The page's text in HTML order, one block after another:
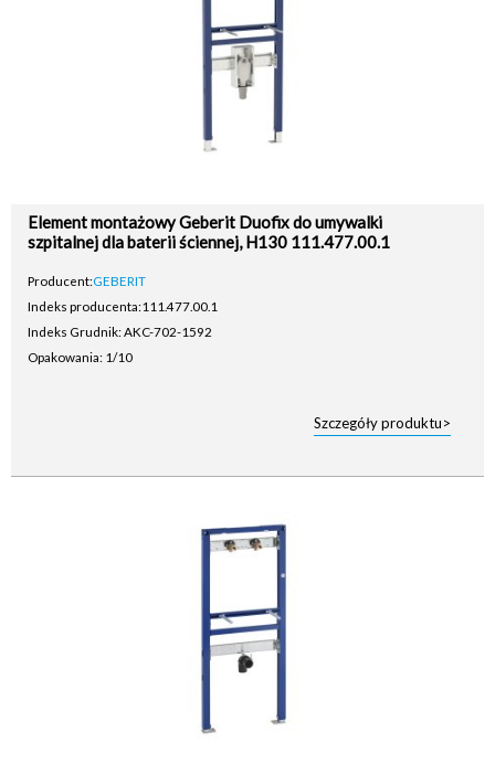
Element montażowy Geberit Duofix do umywalki
szpitalnej dla baterii ściennej, H130 111.477.00.1
Producent:GEBERIT
Indeks producenta:111.477.00.1
Indeks Grudnik: AKC-702-1592
Opakowania: 1/10
Szczegóły produktu>